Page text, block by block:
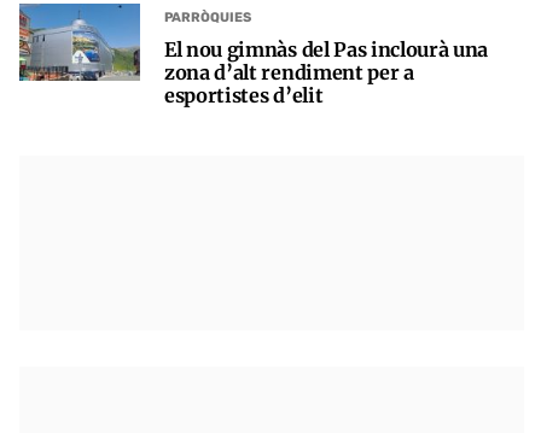
PARRÒQUIES
El nou gimnàs del Pas inclourà una
zona d’alt rendiment per a
esportistes d’elit